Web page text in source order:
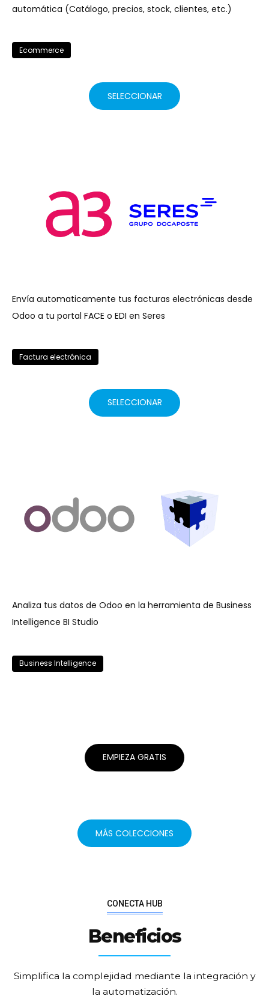
automática (Catálogo, precios, stock, clientes, etc.)
Ecommerce
SELECCIONAR
Envía automaticamente tus facturas electrónicas desde
Odoo a tu portal FACE o EDI en Seres
Factura electrónica
SELECCIONAR
Analiza tus datos de Odoo en la herramienta de Business
Intelligence BI Studio
Business Intelligence
EMPIEZA GRATIS
MÁS COLECCIONES
CONECTA HUB
Beneficios
Simplifica la complejidad mediante la integración y
la automatización.